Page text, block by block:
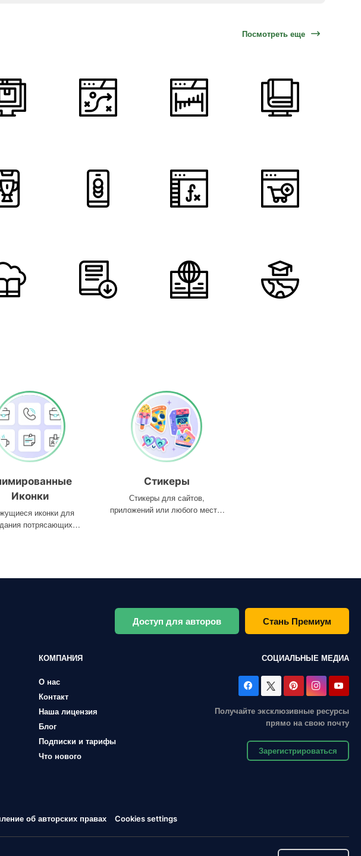
Посмотреть еще
Иконки
иконки для
потрясающих
Стикеры
Стикеры для сайтов,
приложений или любого места,
Доступ для авторов Стань Премиум
КОМПАНИЯ
О нас
Контакт
Наша лицензия
Блог
Подписки и тарифы
Что нового
СОЦИАЛЬНЫЕ МЕДИА
Получайте эксклюзивные ресурсы
прямо на свою почту
Зарегистрироваться
об авторских правах Cookies settings